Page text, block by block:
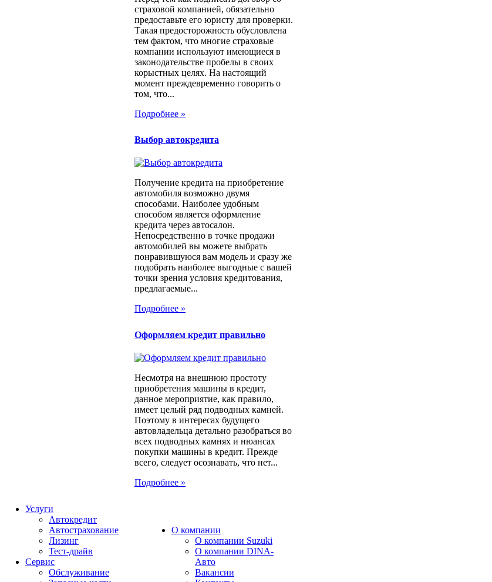
страховой компанией, обязательно
предоставьте его юристу для проверки.
Такая предосторожность обусловлена
тем фактом, что многие страховые
компании используют имеющиеся в
законодательстве пробелы в своих
корыстных целях. На настоящий
момент преждевременно говорить о
том, что...
Подробнее »
Выбор автокредита
Получение кредита на приобретение
автомобиля возможно двумя
способами. Наиболее удобным
способом является оформление
кредита через автосалон.
Непосредственно в точке продажи
автомобилей вы можете выбрать
понравившуюся вам модель и сразу же
подобрать наиболее выгодные с вашей
точки зрения условия кредитования,
предлагаемые...
Подробнее »
Оформляем кредит правильно
Несмотря на внешнюю простоту
приобретения машины в кредит,
данное мероприятие, как правило,
имеет целый ряд подводных камней.
Поэтому в интересах будущего
автовладельца детально разобраться во
всех подводных камнях и нюансах
покупки машины в кредит. Прежде
всего, следует осознавать, что нет...
Подробнее »
Услуги
Автокредит
Автострахование
Лизинг
Тест-драйв
Сервис
Обслуживание
О компании
О компании Suzuki
О компании DINA-
Авто
Вакансии